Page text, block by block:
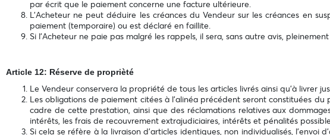
par écrit que le paiement concerne une facture ultérieure.
L'Acheteur ne peut déduire les créances du Vendeur sur les créances en
paiement (temporaire) ou est déclaré en faillite.
Si l’Acheteur ne paie pas malgré les rappels, il sera, sans autre avis,
Article 12: Réserve de proprièté
Le Vendeur conservera la propriété de tous les articles livrés ainsi qu’à livrer
Les obligations de paiement citées à l'alinéa précédent seront constituées
cadre de cette prestation, ainsi que des réclamations relatives aux
intérêts, les frais de recouvrement extrajudiciaires, intérêts et pénalités
Si cela se réfère à la livraison d’articles identiques, non individualisés,